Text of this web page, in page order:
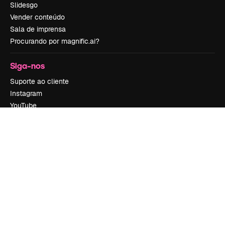
Slidesgo
Vender conteúdo
Sala de imprensa
Procurando por magnific.ai?
Siga-nos
Suporte ao cliente
Instagram
YouTube